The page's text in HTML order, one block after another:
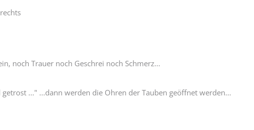
noch Trauer noch Geschrei noch Schmerz...
getrost ..." ...dann werden die Ohren der Tauben geöffnet werden...